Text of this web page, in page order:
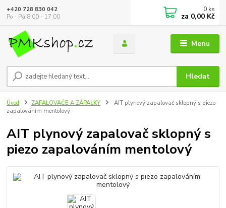
Menu
Hledat
+420 728 830 042
Po - Pá 8:00 - 17:00
0 ks
za 0,00 Kč
Úvod ZAPALOVAČE A ZÁPALKY
AIT plynový zapalovač sklopný s piezo
zapalováním mentolový
AIT plynový zapalovač sklopný s
piezo zapalováním mentolový